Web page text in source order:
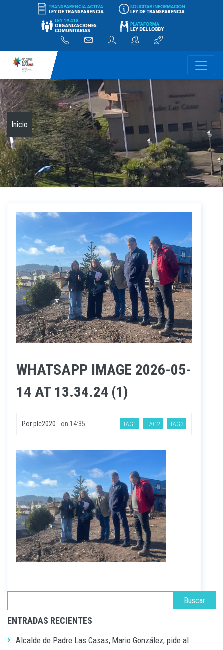
-
Inicio
WHATSAPP IMAGE 2026-05-
14 AT 13.34.24 (1)
Porplc2020 on 14:35 TAG1 TAG2 TAG3
ENTRADAS RECIENTES
Alcalde de Padre Las Casas, Mario González, pide al